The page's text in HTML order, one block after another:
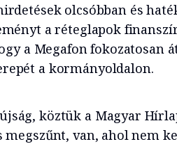
olcsóbban és
a réteglapok
a Megafon fokozatosan
a kormányoldalon.
köztük a Magyar
van, ahol nem